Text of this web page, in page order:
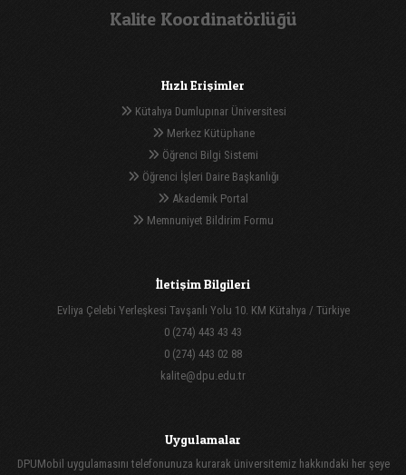
Kalite Koordinatörlüğü
Hızlı Erişimler
Kütahya Dumlupınar Üniversitesi
Merkez Kütüphane
Öğrenci Bilgi Sistemi
Öğrenci İşleri Daire Başkanlığı
Akademik Portal
Memnuniyet Bildirim Formu
İletişim Bilgileri
Evliya Çelebi Yerleşkesi Tavşanlı Yolu 10. KM Kütahya / Türkiye
0 (274) 443 43 43
0 (274) 443 02 88
kalite@dpu.edu.tr
Uygulamalar
DPUMobil uygulamasını telefonunuza kurarak üniversitemiz hakkındaki her şeye